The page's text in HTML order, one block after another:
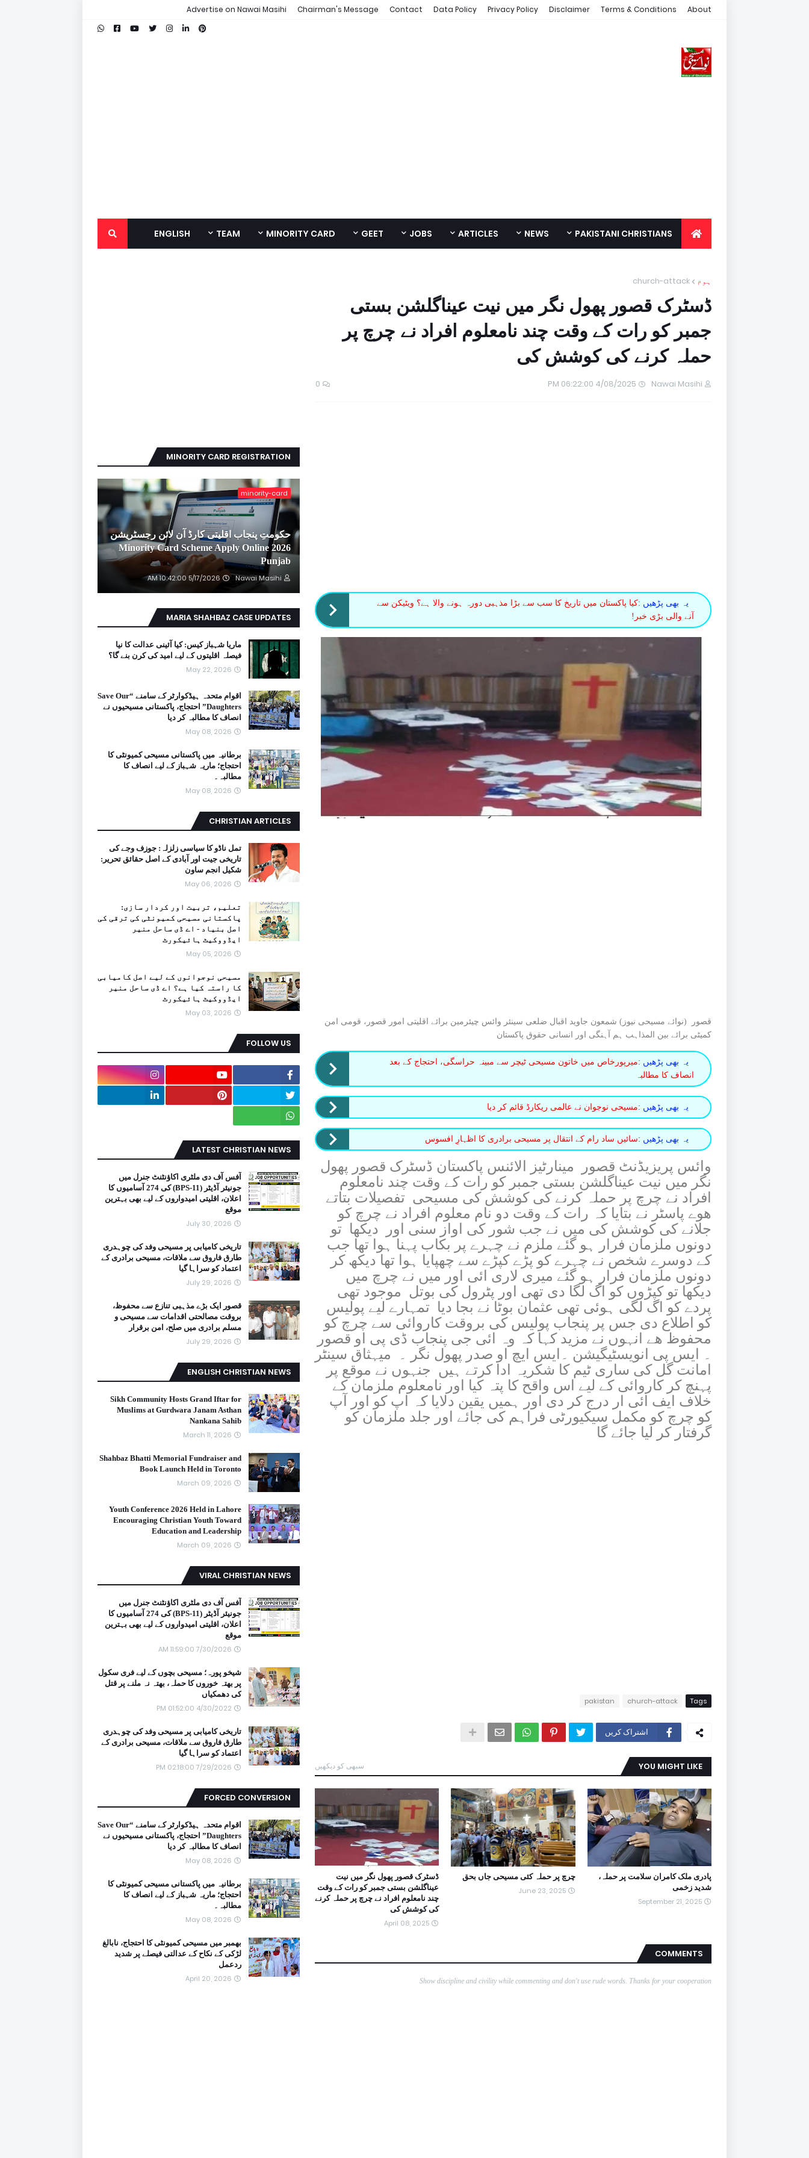
About
Terms & Conditions
Disclaimer
Privacy Policy
Data Policy
Contact
Chairman's Message
Advertise on Nawai Masihi
PAKISTANI CHRISTIANS
NEWS
ARTICLES
JOBS
GEET
MINORITY CARD
TEAM
ENGLISH
ہوم church-attack
ڈسٹرک قصور پھول نگر میں نیت عیناگلشن بستی
جمبر کو رات کے وقت چند نامعلوم افراد نے چرچ پر
حملہ کرنے کی کوشش کی
Nawai Masihi
4/08/2025 06:22:00 PM
0
یہ بھی پڑھیں :کیا پاکستان میں تاریخ کا سب سے بڑا مذہبی دورہ ہونے والا ہے؟ ویٹیکن سے
آنے والی بڑی خبر!
قصور (نوائے مسیحی نیوز) شمعون جاوید اقبال ضلعی سینئر وائس چیئرمین برائے اقلیتی امور قصور، قومی امن
کمیٹی برائے بین المذاہب ہم آہنگی اور انسانی حقوق پاکستان
یہ بھی پڑھیں :میرپورخاص میں خاتون مسیحی ٹیچر سے مبینہ حراسگی، احتجاج کے بعد
انصاف کا مطالبہ
یہ بھی پڑھیں :مسیحی نوجوان نے عالمی ریکارڈ قائم کر دیا
یہ بھی پڑھیں :سائیں ساد رام کے انتقال پر مسیحی برادری کا اظہارِ افسوس
وائس پریزیڈنٹ قصور مینارٹیز الائنس پاکستان ڈسٹرک قصور پھول
نگر میں نیت عیناگلشن بستی جمبر کو رات کے وقت چند نامعلوم
افراد نے چرچ پر حملہ کرنے کی کوشش کی مسیحی تفصیلات بتاتے
ھوے پاسٹر نے بتایا کہ رات کے وقت دو نام معلوم افراد نے چرچ کو
جلانے کی کوشش کی میں نے جب شور کی اواز سنی اور دیکھا تو
دونوں ملزمان فرار ہو گئے ملزم نے چہرے پر بکاب پہنا ہوا تھا جب
کے دوسرے شخص نے چہرے کو پڑے کپڑے سے چھپایا ہوا تھا دیکھ کر
دونوں ملزمان فرار ہو گئے میری لاری ائی اور میں نے چرچ میں
دیکھا تو کپڑوں کو اگ لگا دی تھی اور پٹرول کی بوتل موجود تھی
پردے کو اگ لگی ہوئی تھی عثمان بوٹا نے بجا دیا تمہارے لیے پولیس
کو اطلاع دی جس پر پنجاب پولیس کی بروقت کاروائی سے چرچ کو
محفوظ ھے انہوں نے مزید کہا کہ وہ ائی جی پنجاب ڈی پی او قصور
۔ ایس پی انویسٹیگیشن ۔ایس ایچ او صدر پھول نگر ۔ میہثاق سینٹر
امانت گل کی ساری ٹیم کا شکریہ ادا کرتے ہیں جنہوں نے موقع پر
پہنچ کر کاروائی کے لیے اس واقح کا پتہ کیا اور نامعلوم ملزمان کے
خلاف ایف ائی ار درج کر دی اور ہمیں یقین دلایا کہ اپ کو اور آپ
کو چرچ کو مکمل سیکیورٹی فراہم کی جائے اور جلد ملزمان کو
گرفتار کر لیا جائے گا
Tags
church-attack
pakistan
اشتراک کریں
YOU MIGHT LIKE سبھی کو دیکھیں
پادری ملک کامران سلامت پر حملہ،
شدید زخمی
September 21, 2025
چرچ پر حملہ کئی مسیحی جاں بحق
June 23, 2025
ڈسٹرک قصور پھول نگر میں نیت
عیناگلشن بستی جمبر کو رات کے وقت
چند نامعلوم افراد نے چرچ پر حملہ کرنے
کی کوشش کی
April 08, 2025
COMMENTS
Show discipline and civility while commenting and don't use rude words. Thanks for your cooperation
MINORITY CARD REGISTRATION
minority-card
حکومتِ پنجاب اقلیتی کارڈ آن لائن رجسٹریشن
2026 Minority Card Scheme Apply Online
Punjab
Nawai Masihi
5/17/2026 10:42:00 AM
MARIA SHAHBAZ CASE UPDATES
ماریا شہباز کیس: کیا آئینی عدالت کا نیا
فیصلہ اقلیتوں کے لیے امید کی کرن بنے گا؟
May 22, 2026
اقوام متحدہ ہیڈکوارٹر کے سامنے “Save Our
Daughters” احتجاج، پاکستانی مسیحیوں نے
انصاف کا مطالبہ کر دیا
May 08, 2026
برطانیہ میں پاکستانی مسیحی کمیونٹی کا
احتجاج؛ ماریہ شہباز کے لیے انصاف کا
مطالبہ۔
May 08, 2026
CHRISTIAN ARTICLES
تمل ناڈو کا سیاسی زلزلہ: جوزف وجے کی
تاریخی جیت اور آبادی کے اصل حقائق تحریر:
شکیل انجم ساون
May 06, 2026
تعلیم، تربیت اور کردار سازی:
پاکستانی مسیحی کمیونٹی کی ترقی کی
اصل بنیاد - اے ڈی ساحل منیر
ایڈووکیٹ ہائیکورٹ
May 05, 2026
مسیحی نوجوانوں کے لیے اصل کامیابی
کا راستہ کیا ہے؟ اے ڈی ساحل منیر
ایڈووکیٹ ہائیکورٹ
May 03, 2026
FOLLOW US
LATEST CHRISTIAN NEWS
آفس آف دی ملٹری اکاؤنٹنٹ جنرل میں
جونیئر آڈیٹر (BPS-11) کی 274 آسامیوں کا
اعلان، اقلیتی امیدواروں کے لیے بھی بہترین
موقع
July 30, 2026
تاریخی کامیابی پر مسیحی وفد کی چوہدری
طارق فاروق سے ملاقات، مسیحی برادری کے
اعتماد کو سراہا گیا
July 29, 2026
قصور ایک بڑے مذہبی تنازع سے محفوظ،
بروقت مصالحتی اقدامات سے مسیحی و
مسلم برادری میں صلح، امن برقرار
July 29, 2026
ENGLISH CHRISTIAN NEWS
Sikh Community Hosts Grand Iftar for
Muslims at Gurdwara Janam Asthan
Nankana Sahib
March 11, 2026
Shahbaz Bhatti Memorial Fundraiser and
Book Launch Held in Toronto
March 09, 2026
Youth Conference 2026 Held in Lahore
Encouraging Christian Youth Toward
Education and Leadership
March 09, 2026
VIRAL CHRISTIAN NEWS
آفس آف دی ملٹری اکاؤنٹنٹ جنرل میں
جونیئر آڈیٹر (BPS-11) کی 274 آسامیوں کا
اعلان، اقلیتی امیدواروں کے لیے بھی بہترین
موقع
7/30/2026 11:59:00 AM
شیخو پورہ؛ مسیحی بچوں کے لیے فری سکول
پر بھتہ خوروں کا حملہ، بھتہ نہ ملنے پر قتل
کی دھمکیاں
4/30/2022 01:52:00 PM
تاریخی کامیابی پر مسیحی وفد کی چوہدری
طارق فاروق سے ملاقات، مسیحی برادری کے
اعتماد کو سراہا گیا
7/29/2026 02:18:00 PM
FORCED CONVERSION
اقوام متحدہ ہیڈکوارٹر کے سامنے “Save Our
Daughters” احتجاج، پاکستانی مسیحیوں نے
انصاف کا مطالبہ کر دیا
May 08, 2026
برطانیہ میں پاکستانی مسیحی کمیونٹی کا
احتجاج؛ ماریہ شہباز کے لیے انصاف کا
مطالبہ۔
May 08, 2026
بھمبر میں مسیحی کمیونٹی کا احتجاج، نابالغ
لڑکی کے نکاح کے عدالتی فیصلے پر شدید
ردعمل
April 20, 2026